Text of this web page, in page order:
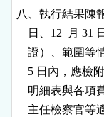
八、執行結果陳
日、12  月
證）、範圍
5 日內，應
明細表與各
主任檢察官